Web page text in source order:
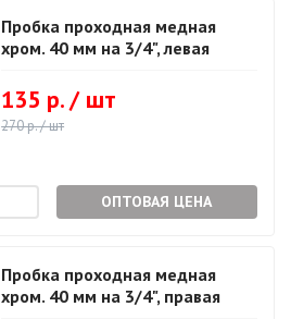
Пробка проходная медная
хром. 40 мм на 3/4", левая
135 р. / шт
270 р. / шт
ОПТОВАЯ ЦЕНА
Пробка проходная медная
хром. 40 мм на 3/4", правая